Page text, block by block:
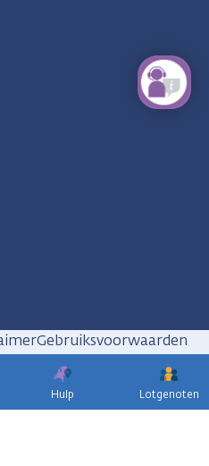
Hulp Lotgenoten
Gebruiksvoorwaarden